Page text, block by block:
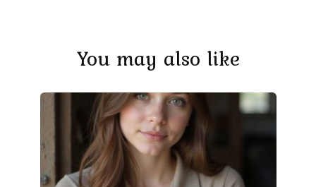
You may also like